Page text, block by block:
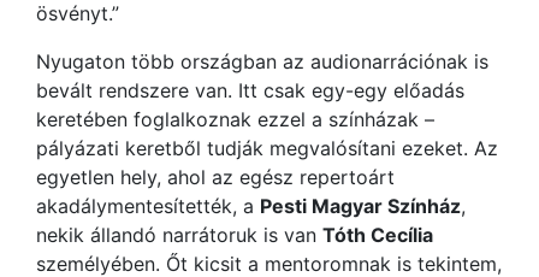
ösvényt.”
Nyugaton több országban az audionarrációnak is
bevált rendszere van. Itt csak egy-egy előadás
keretében foglalkoznak ezzel a színházak –
pályázati keretből tudják megvalósítani ezeket. Az
egyetlen hely, ahol az egész repertoárt
akadálymentesítették, a Pesti Magyar Színház,
nekik állandó narrátoruk is van Tóth Cecília
személyében. Őt kicsit a mentoromnak is tekintem,